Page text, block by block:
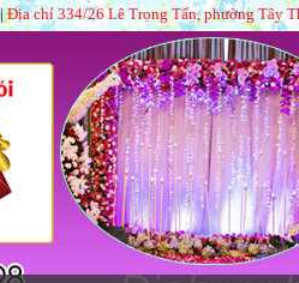
Trọng Tấn, phường Tây Thạnh, quận